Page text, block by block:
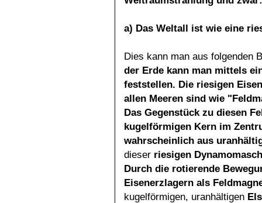
a) Das Weltall ist wie eine
Dies kann man aus folgenden
der Erde kann man mittels
feststellen. Die riesigen
allen Meeren sind wie
Das Gegenstück zu diesen
kugelförmigen Kern im
wahrscheinlich aus
dieser riesigen
Durch die rotierende
Eisenerzlagern als
kugelförmigen, uranhältigen